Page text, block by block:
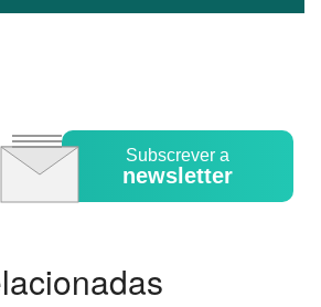
Subscrever a
newsletter